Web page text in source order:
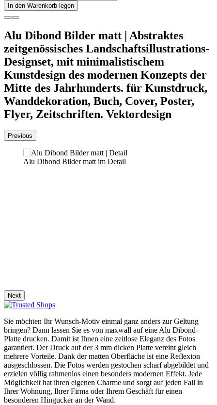
In den Warenkorb legen
Alu Dibond Bilder matt | Abstraktes
zeitgenössisches Landschaftsillustrations-
Designset, mit minimalistischem
Kunstdesign des modernen Konzepts der
Mitte des Jahrhunderts. für Kunstdruck,
Wanddekoration, Buch, Cover, Poster,
Flyer, Zeitschriften. Vektordesign
Previous
Alu Dibond Bilder matt im Detail
Next
Sie möchten Ihr Wunsch-Motiv einmal ganz anders zur Geltung
bringen? Dann lassen Sie es von maxwall auf eine Alu Dibond-
Platte drucken. Damit ist Ihnen eine zeitlose Eleganz des Fotos
garantiert. Der Druck auf der 3 mm dicken Platte vereint gleich
mehrere Vorteile. Dank der matten Oberfläche ist eine Reflexion
ausgeschlossen. Die Fotos werden gestochen scharf abgebildet und
erzielen völlig rahmenlos einen besonders modernen Effekt. Jede
Möglichkeit hat ihren eigenen Charme und sorgt auf jeden Fall in
Ihrer Wohnung, Ihrer Firma oder Ihrem Geschäft für einen
besonderen Hingucker an der Wand.